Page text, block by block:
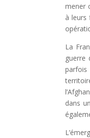
mener
à leurs
La
guerre
parfois
dans